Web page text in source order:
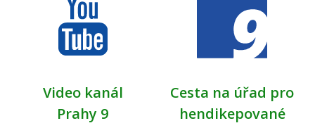
Video kanál
Prahy 9
Cesta na úřad pro
hendikepované